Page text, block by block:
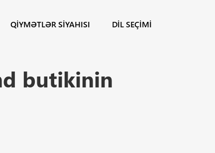
QIYMƏTLƏR SIYAHISI DIL SEÇIMI
butikinin